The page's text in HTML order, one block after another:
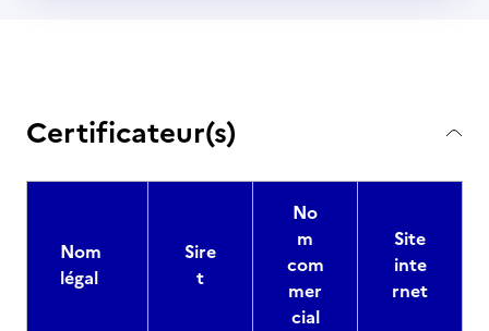
Certificateur(s)
Nom
légal
Sire
t
No
m
com
mer
cial
Site
inte
rnet